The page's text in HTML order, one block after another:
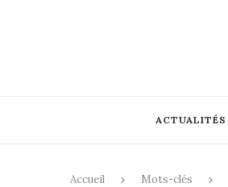
ACTUALITÉS
Accueil Mots-clés